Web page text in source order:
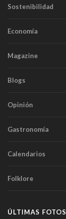
Sostenibilidad
Economía
Magazine
Blogs
Opinión
Gastronomía
Calendarios
Folklore
ÚLTIMAS FOTOS